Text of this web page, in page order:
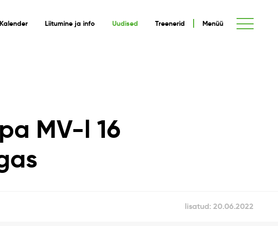
Kalender Liitumine ja info Uudised Treenerid Menüü
MV-l 16
lisatud: 20.06.2022